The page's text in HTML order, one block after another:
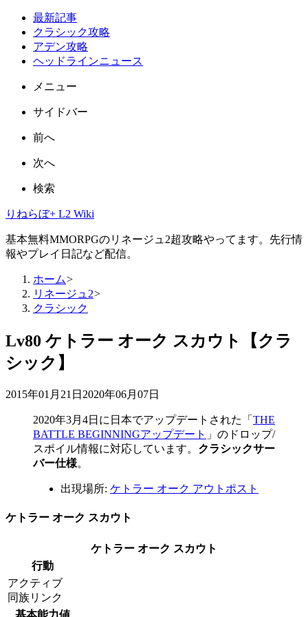
最新記事
クラシック攻略
アデン攻略
ヘッドラインニュース
メニュー
サイドバー
前へ
次へ
検索
りねらぼ+ L2 Wiki
基本無料MMORPGのリネージュ2超攻略やってます。先行情
報やプレイ日記など配信。
ホーム>
リネージュ2>
クラシック
Lv80 ケトラー オーク スカウト【クラ
シック】
2015年01月21日 2020年06月07日
2020年3月4日 に日本でアップデートされた「 THE
BATTLE BEGINNINGアップデート 」のドロップ/
スポイル情報に対応しています。 クラシックサー
バー仕様。
出現場所: ケトラー オーク アウトポスト
ケトラー オーク スカウト
ケトラー オーク スカウト
行動
アクティブ
同族リンク